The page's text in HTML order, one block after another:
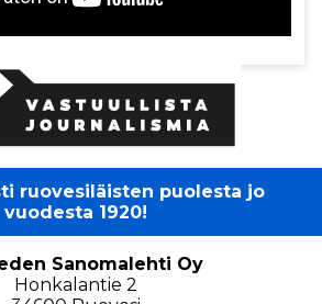
ruovesiläisten puolesta jo
vuodesta 1920!
Sanomalehti Oy
Honkalantie 2